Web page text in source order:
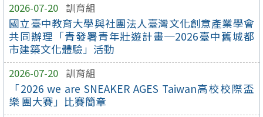
2026-07-20 訓育組
國立臺中教育大學與社團法人臺灣文化創意產業學會
共同辦理「青發署青年壯遊計畫─2026臺中舊城都
市建築文化體驗」活動
2026-07-20 訓育組
「2026 we are SNEAKER AGES Taiwan高校校際盃
樂 團大賽」比賽簡章